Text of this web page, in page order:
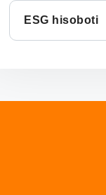
ESG hisoboti